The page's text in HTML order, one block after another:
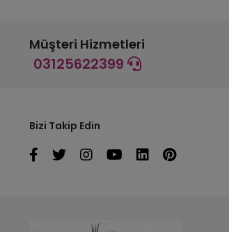
Müşteri Hizmetleri
03125622399
Bizi Takip Edin